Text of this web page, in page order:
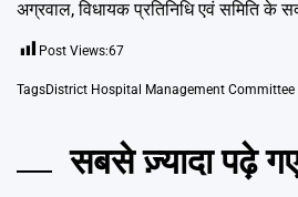
अग्रवाल, विधायक प्रतिनिधि एवं समिति के
Post Views:67
TagsDistrict Hospital Management Committee
सबसे ज़्यादा पढ़े